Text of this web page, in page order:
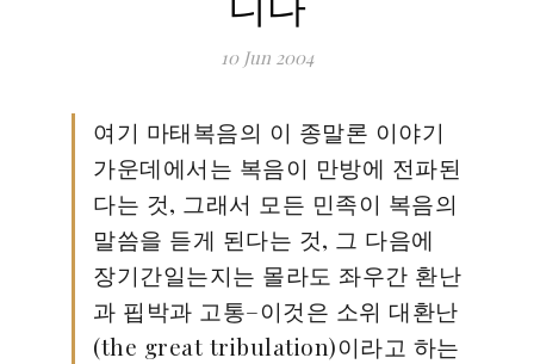
10 Jun 2004
여기 마태복음의 이 종말론 이야기
가운데에서는 복음이 만방에 전파된
다는 것, 그래서 모든 민족이 복음의
말씀을 듣게 된다는 것, 그 다음에
장기간일는지는 몰라도 좌우간 환난
과 핍박과 고통–이것은 소위 대환난
(the great tribulation)이라고 하는